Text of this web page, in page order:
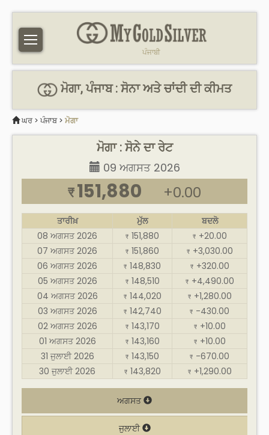
ਪੰਜਾਬੀ
ਮੋਗਾ, ਪੰਜਾਬ : ਸੋਨਾ ਅਤੇ ਚਾਂਦੀ ਦੀ ਕੀਮਤ
ਘਰ > ਪੰਜਾਬ> ਮੋਗਾ
ਮੋਗਾ : ਸੋਨੇ ਦਾ ਰੇਟ
09 ਅਗਸਤ 2026
₹ 151,880 +0.00
ਤਾਰੀਖ਼ ਮੁੱਲ
ਬਦਲੋ
08 ਅਗਸਤ 2026
₹ 151,880 ₹ +20.00
07 ਅਗਸਤ 2026
₹ 151,860 ₹ +3,030.00
06 ਅਗਸਤ 2026
₹ 148,830 ₹ +320.00
05 ਅਗਸਤ 2026
₹ 148,510 ₹ +4,490.00
04 ਅਗਸਤ 2026
₹ 144,020 ₹ +1,280.00
03 ਅਗਸਤ 2026
₹ 142,740 ₹ -430.00
02 ਅਗਸਤ 2026
₹ 143,170 ₹ +10.00
01 ਅਗਸਤ 2026
₹ 143,160 ₹ +10.00
31 ਜੁਲਾਈ 2026
₹ 143,150 ₹ -670.00
30 ਜੁਲਾਈ 2026
₹ 143,820 ₹ +1,290.00
ਅਗਸਤ
ਜੁਲਾਈ